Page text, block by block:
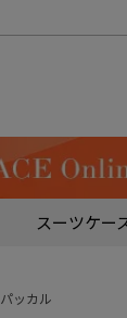
スーツケー
パッカル